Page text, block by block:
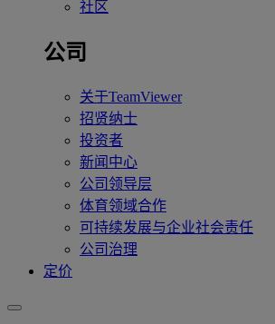
社区
公司
关于TeamViewer
招贤纳士
投资者
新闻中心
公司领导层
体育领域合作
可持续发展与企业社会责任
公司治理
定价